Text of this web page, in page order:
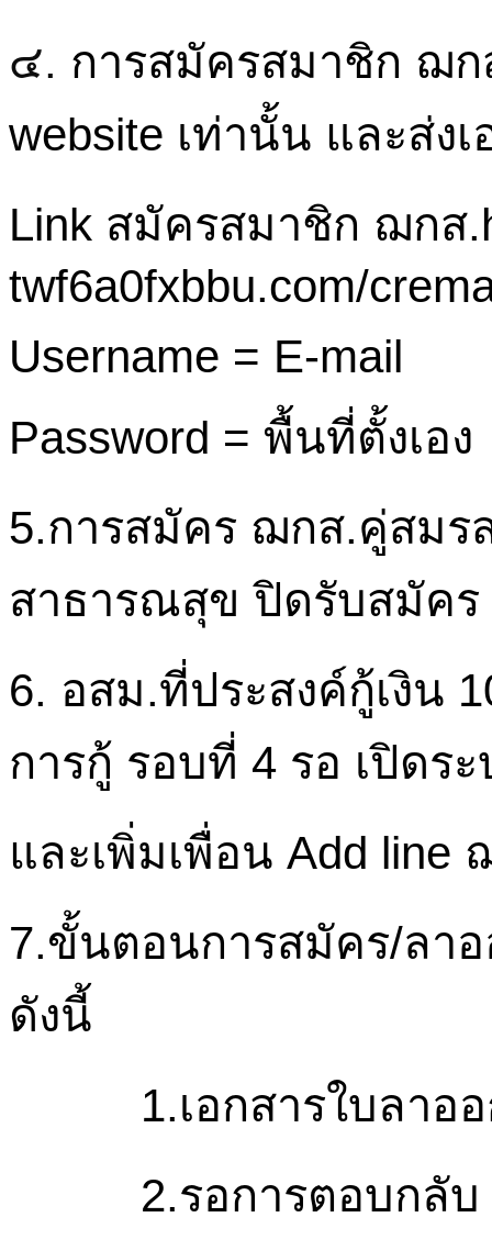
๔. การสมัครสมาชิก ฌก
website เท่านั้น และส่ง
Link สมัครสมาชิก ฌกส
twf6a0fxbbu.com/
Username = E-mail
Password = พื้นที่ตั้งเอง
5.การสมัคร ฌกส.คู่สมร
สาธารณสุข ปิดรับสมัคร
6. อสม.ที่ประสงค์กู้เงิน
การกู้ รอบที่ 4 รอ เปิดร
และเพิ่มเพื่อน Add line
7.ขั้นตอนการสมัคร/ลา
ดังนี้
1.เอกสารใบลาอ
2.รอการตอบกลั